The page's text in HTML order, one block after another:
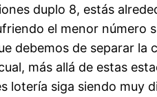
duplo 8, estás
el menor número
debemos de separar
más allá de estas
lotería siga siendo muy